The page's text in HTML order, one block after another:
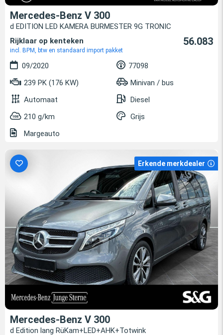
Mercedes-Benz V 300
d EDITION LED KAMERA BURMESTER 9G TRONIC
Rijklaar op kenteken
incl. BPM, btw en standaard import pakket
56.083
09/2020
77098
239 PK (176 KW)
Minivan / bus
Automaat
Diesel
210 g/km
Grijs
Margeauto
Erkende merkdealer
Mercedes-Benz V 300
d Edition lang RüKam+LED+AHK+Totwink